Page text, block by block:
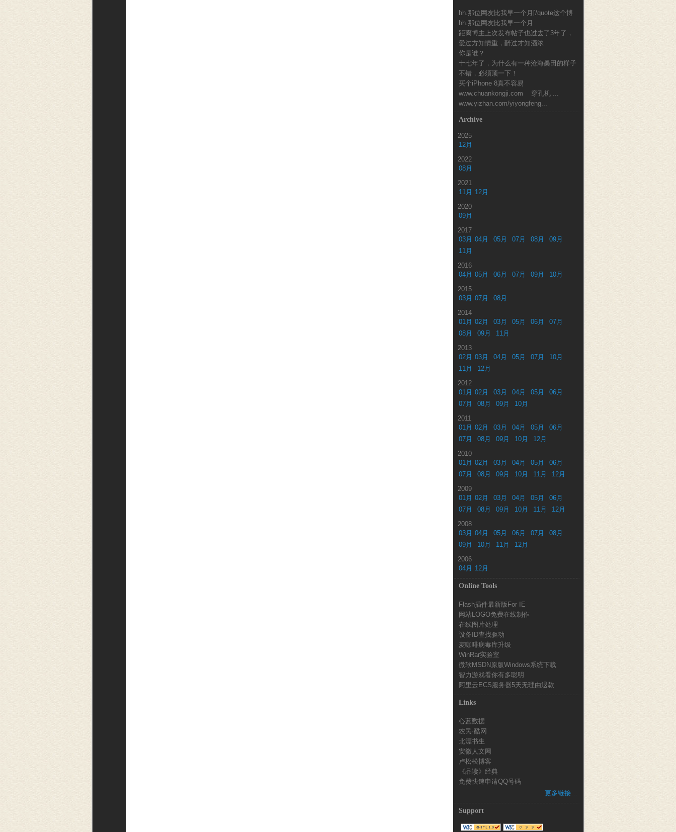
hh.那位网友比我早一个月[/quote这个博
客也...
hh.那位网友比我早一个月
距离博主上次发布帖子也过去了3年了，
时间真的好快...
爱过方知情重，醉过才知酒浓
你是谁？
十七年了，为什么有一种沧海桑田的样子
不错，必须顶一下！
买个iPhone 8真不容易
www.chuankongji.com 穿孔机 ...
www.yizhan.com/yiyongfeng...
Archive
2025
12月
2022
08月
2021
11月
12月
2020
09月
2017
03月 04月 05月 07月 08月
09月
11月
2016
04月 05月 06月 07月 09月
10月
2015
03月 07月
08月
2014
01月 02月 03月 05月 06月
07月
08月
09月
11月
2013
02月 03月 04月 05月 07月
10月
11月
12月
2012
01月 02月 03月 04月 05月
06月
07月
08月 09月
10月
2011
01月 02月 03月 04月 05月
06月
07月
08月 09月 10月
12月
2010
01月 02月 03月 04月 05月
06月
07月
08月 09月 10月 11月
12月
2009
01月 02月 03月 04月 05月
06月
07月
08月 09月 10月 11月
12月
2008
03月 04月 05月 06月 07月
08月
09月
10月 11月
12月
2006
04月
12月
Online Tools
Flash插件最新版For IE
网站LOGO免费在线制作
在线图片处理
设备ID查找驱动
麦咖啡病毒库升级
WinRar实验室
微软MSDN原版Windows系统下载
智力游戏看你有多聪明
阿里云ECS服务器5天无理由退款
Links
心蓝数据
农民·酷网
北漂书生
安徽人文网
卢松松博客
《品读》经典
免费快速申请QQ号码
更多链接…
Support